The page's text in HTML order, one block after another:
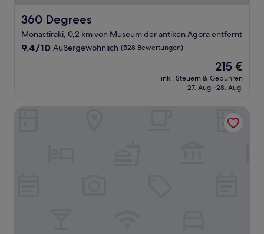
360 Degrees
360 Degrees
Monastiraki, 0,2 km von Museum der antiken Agora entfernt
9.4
9,4/10 Außergewöhnlich (528 Bewertungen)
Der
Preis
beträgt
215 €
inkl. Steuern & Gebühren
27. Aug.–28. Aug.